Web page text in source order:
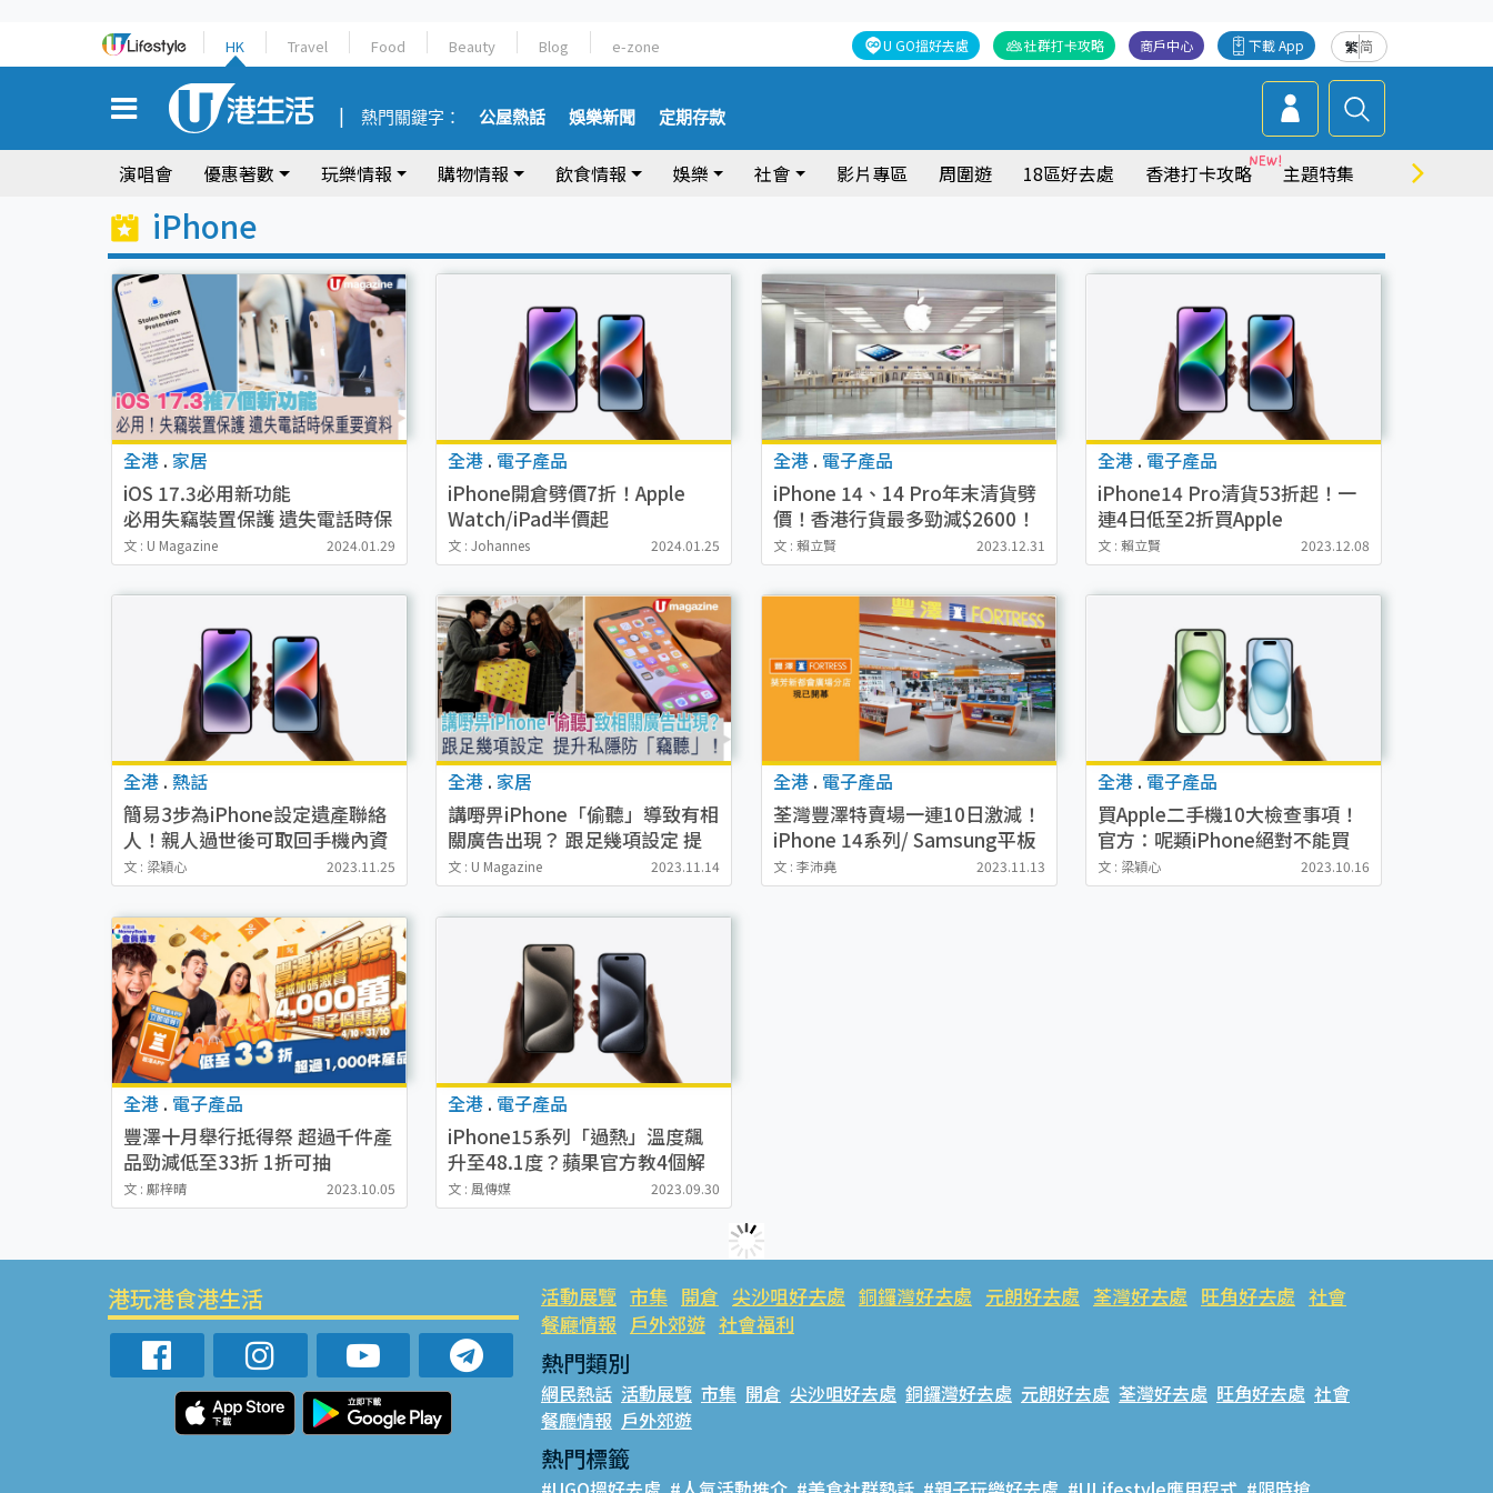
HK Travel Food Beauty Blog e-zone 繁简
下載 App
商戶中心
社群打卡攻略
U GO搵好去處
熱門關鍵字： 公屋熱話 娛樂新聞 定期存款
演唱會 優惠著數 玩樂情報 購物情報 飲食情報 娛樂 社會 影片專區 周圍遊 18區好去處 香港打卡攻略 主題特集 商場情報
iPhone
全港 . 家居
iOS 17.3必用新功能
必用失竊裝置保護 遺失電話時保
重要資料
文 : U Magazine 2024.01.29
全港 . 電子產品
iPhone開倉劈價7折！Apple
Watch/iPad半價起
文 : Johannes 2024.01.25
全港 . 電子產品
iPhone 14、14 Pro年末清貨劈
價！香港行貨最多勁減$2600！
文 : 賴立賢 2023.12.31
全港 . 電子產品
iPhone14 Pro清貨53折起！一
連4日低至2折買Apple
Watch/Dyson/LG
文 : 賴立賢 2023.12.08
全港 . 熱話
簡易3步為iPhone設定遺產聯絡
人！親人過世後可取回手機內資
料！
文 : 梁穎心 2023.11.25
全港 .家居
講嘢畀iPhone「偷聽」導致有相
關廣告出現？ 跟足幾項設定 提
升私隱防「竊聽」！
文 : U Magazine 2023.11.14
全港 . 電子產品
荃灣豐澤特賣場一連10日激減！
iPhone 14系列/ Samsung平板
電腦/家電大劈價（附登記抽籤
詳情）
文 : 李沛堯 2023.11.13
全港 . 電子產品
買Apple二手機10大檢查事項！
官方：呢類iPhone絕對不能買
文 : 梁穎心 2023.10.16
全港 . 電子產品
豐澤十月舉行抵得祭 超過千件產
品勁減低至33折 1折可抽
iPhone15 Pro
文 : 鄺梓晴 2023.10.05
全港 . 電子產品
iPhone15系列「過熱」溫度飆
升至48.1度？蘋果官方教4個解
決方案
文 : 風傳媒 2023.09.30
港玩港食港生活 活動展覽 市集 開倉 尖沙咀好去處 銅鑼灣好去處 元朗好去處 荃灣好去處 旺角好去處 社會
餐廳情報 戶外郊遊 社會福利
熱門類別
網民熱話 活動展覽 市集 開倉 尖沙咀好去處 銅鑼灣好去處 元朗好去處 荃灣好去處 旺角好去處 社會
餐廳情報 戶外郊遊
熱門標籤